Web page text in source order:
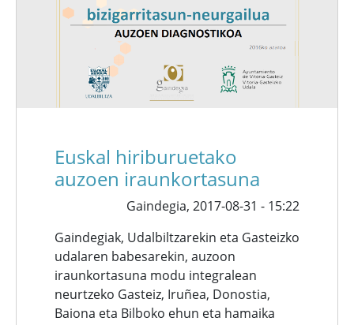
Euskal hiriburuetako
auzoen iraunkortasuna
Gaindegia, 2017-08-31 - 15:22
Gaindegiak, Udalbiltzarekin eta Gasteizko
udalaren babesarekin, auzoon
iraunkortasuna modu integralean
neurtzeko Gasteiz, Iruñea, Donostia,
Baiona eta Bilboko ehun eta hamaika